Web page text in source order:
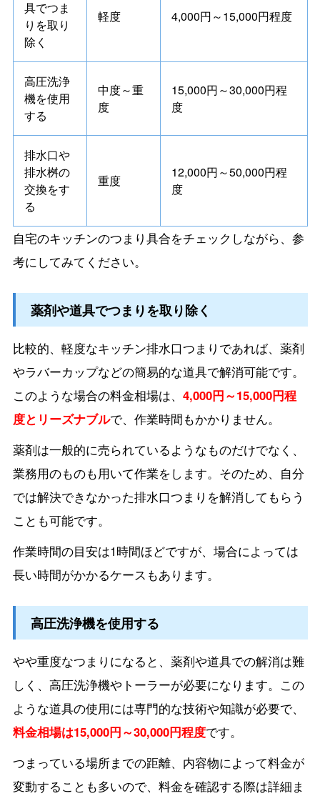
具でつま
りを取り
除く
軽度 4,000円～15,000円程度
高圧洗浄
機を使用
する
中度～重
度
15,000円～30,000円程
度
排水口や
排水桝の
交換をす
る
重度
12,000円～50,000円程
度
自宅のキッチンのつまり具合をチェックしながら、参
考にしてみてください。
薬剤や道具でつまりを取り除く
比較的、軽度なキッチン排水口つまりであれば、薬剤
やラバーカップなどの簡易的な道具で解消可能です。
このような場合の料金相場は、 4,000円～15,000円程
度とリーズナブルで、作業時間もかかりません。
薬剤は一般的に売られているようなものだけでなく、
業務用のものも用いて作業をします。そのため、自分
では解決できなかった排水口つまりを解消してもらう
ことも可能です。
作業時間の目安は1時間ほどですが、場合によっては
長い時間がかかるケースもあります。
高圧洗浄機を使用する
やや重度なつまりになると、薬剤や道具での解消は難
しく、高圧洗浄機やトーラーが必要になります。この
ような道具の使用には専門的な技術や知識が必要で、
料金相場は15,000円～30,000円程度です。
つまっている場所までの距離、内容物によって料金が
変動することも多いので、料金を確認する際は詳細ま